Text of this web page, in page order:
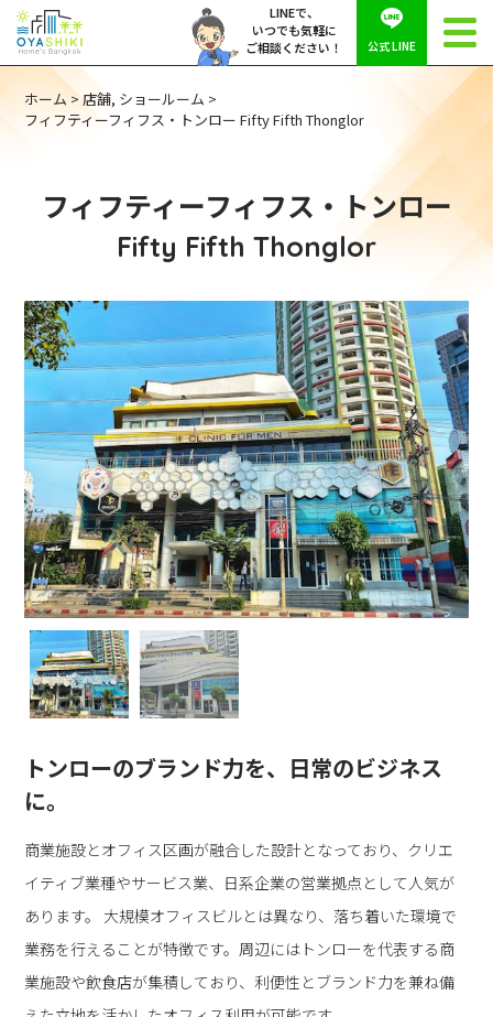
LINEで、
いつでも気軽に
ご相談ください！
公式 LINE
ホーム >店舗, ショールーム >
フィフティーフィフス・トンロー Fifty Fifth Thonglor
フィフティーフィフス・トンロー
Fifty Fifth Thonglor
トンローのブランド力を、日常のビジネス
に。
商業施設とオフィス区画が融合した設計となっており、クリエ
イティブ業種やサービス業、日系企業の営業拠点として人気が
あります。 大規模オフィスビルとは異なり、落ち着いた環境で
業務を行えることが特徴です。周辺にはトンローを代表する商
業施設や飲食店が集積しており、利便性とブランド力を兼ね備